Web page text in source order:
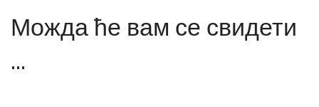
Можда ће вам се свидети
…